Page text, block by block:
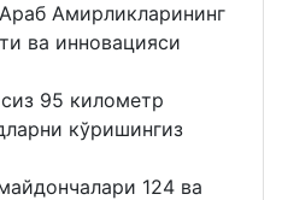
Амирликларининг
ва инновацияси
95 километр
кўришингиз
124 ва